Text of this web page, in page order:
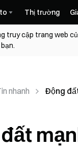
Thị trường
truy cập trang web
nhanh Động